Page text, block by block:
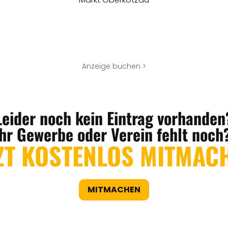
Anzeige buchen >
noch kein Eintrag
Gewerbe oder Verein fehlt
KOSTENLOS
MITMACHEN